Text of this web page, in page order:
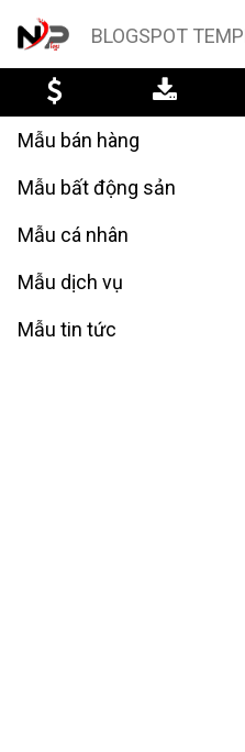
BLOGSPOT
Mẫu bán hàng
Mẫu bất động sản
Mẫu cá nhân
Mẫu dịch vụ
Mẫu tin tức